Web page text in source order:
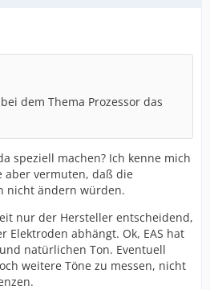
dem Thema Prozessor das
speziell machen? Ich kenne mich
aber vermuten, daß die
nicht ändern würden.
nur der Hersteller entscheidend,
Elektroden abhängt. Ok, EAS hat
natürlichen Ton. Eventuell
weitere Töne zu messen, nicht